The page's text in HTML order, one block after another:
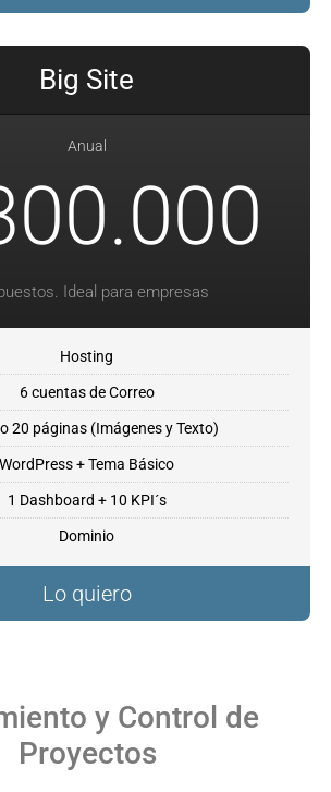
Big Site
Anual
Ideal para empresas
Hosting
6 cuentas de Correo
20 páginas (Imágenes y Texto)
WordPress + Tema Básico
1 Dashboard + 10 KPI´s
Dominio
Lo quiero
y Control de
Proyectos